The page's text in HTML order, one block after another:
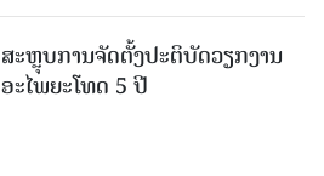
ສະຫຼຸບການຈັດຕັ້ງປະຕິບັດວຽກງານ
ອະໄພຍະໂທດ 5 ປີ